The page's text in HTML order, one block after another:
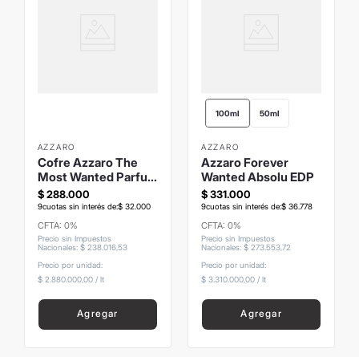
AZZARO
Cofre Azzaro The
Most Wanted Parfum
100ml + Hair and
Body 75ml + Talla
$ 288.000
9cuotas sin interés de:$ 32.000
CFTA: 0%
Precio sin Impuestos
Nacionales: $ 238.016,53
Precio por unidad:
$ 2.880.000,00/ lt
Agregar
100ml 50ml
AZZARO
Azzaro Forever
Wanted Absolu EDP
$331.000
9cuotas sin interés de:$ 36778
CFTA: 0%
Precio sin Impuestos
Nacionales: $ 27355372
Precio por unidad:
$ 3.310.000,00 / lt
Agregar